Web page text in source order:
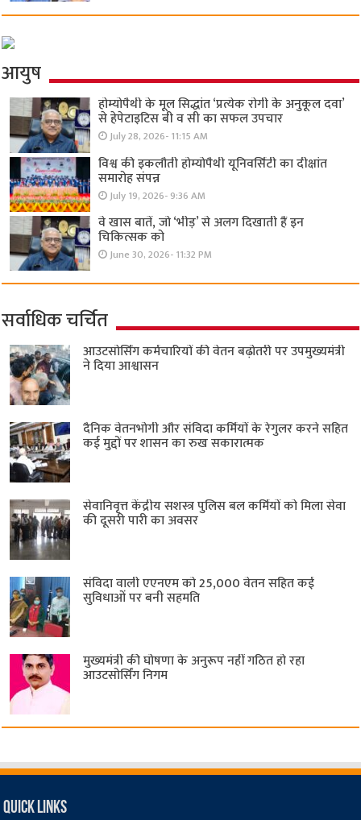
आयुष
होम्योपैथी के मूल सिद्धांत ‘प्रत्येक रोगी केे अनुकूल दवा’
से हेपेटाइटिस बी व सी का सफल उपचार
July 28, 2026- 11:15 AM
विश्व की इकलौती होम्योपैथी यूनिवर्सिटी का दीक्षांत
समारोह संपन्न
July 19, 2026- 9:36 AM
वे खास बातें, जो ‘भीड़’ से अलग दिखाती हैं इन
चिकित्सक को
June 30, 2026- 11:32 PM
सर्वाधिक चर्चित
आउटसोर्सिंग कर्मचारियों की वेतन बढ़ोतरी पर उपमुख्यमंत्री
ने दिया आश्वासन
दैनिक वेतनभोगी और संविदा कर्मियों के रेगुलर करने सहित
कई मुद्दों पर शासन का रुख सकारात्मक
सेवानिवृत्त केंद्रीय सशस्त्र पुलिस बल ​कर्मियों को मिला सेवा
की दूसरी पारी का अवसर
संविदा वाली एएनएम को 25,000 वेतन सहित कई
सुविधाओं पर बनी सहमति
मुख्यमंत्री की घोषणा के अनुरूप नहीं गठित हो रहा
आउटसोर्सिंग निगम
Quick Links